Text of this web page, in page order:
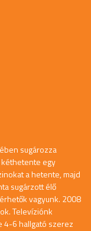
sugározza
kéthetente egy
a hetente, majd
sugárzott élő
vagyunk. 2008
Televíziónk
4-6 hallgató szerez